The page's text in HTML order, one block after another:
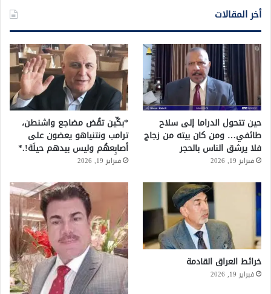
أخر المقالات
حين تتحول الدراما إلى سلاح
طائفي… ومن كان بيته من زجاج
فلا يرشق الناس بالحجر
فبراير 19, 2026
*بكِّين تقُض مضاجع واشنطن،
ترامب ونتنياهو يعضون على
أصابِعهُم وليس بيدهم حيلَة!.*
فبراير 19, 2026
خرائط العراق القادمة
فبراير 19, 2026